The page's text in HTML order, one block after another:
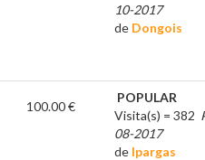
10-2017
de Dongois
100.00 €
POPULAR
Visita(s) = 382
08-2017
de lpargas